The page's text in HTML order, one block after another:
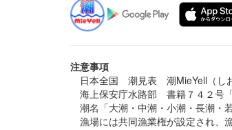
注意事項
日本全国 潮見表 潮MieYell（しお
海上保安庁水路部 書籍７４２号
潮名「大潮・中潮・小潮・長潮・
漁場には共同漁業権が設定され、